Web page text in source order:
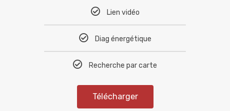
Lien vidéo
Diag énergétique
Recherche par carte
Télécharger